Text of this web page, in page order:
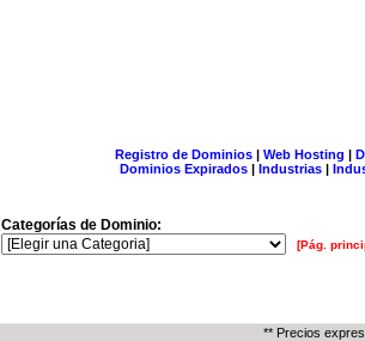
Registro de Dominios| Web Hosting |
Dominios Expirados | Industrias |
Categorías de Dominio:
[Pág.
** Precios